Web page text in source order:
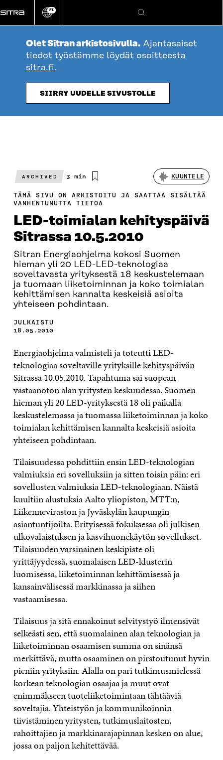
suoraan
sisältöön
Vaihda
kieli
FI
Hae
Olet Sitran arkistosivulla. Ajantasaiset
tiedot työstämme löydät osoitteesta
sitra.fi.
SIIRRY UUDELLE SIVUSTOLLE
ARCHIVED
Arvioitu
3 min KUUNTELE
TÄMÄ SIVU ON ARKISTOITU JA SAATTAA SISÄLTÄÄ
VANHENTUNUTTA TIETOA
LED-toimialan kehityspäivä
Sitrassa 10.5.2010
Sitran Energiaohjelma kokosi Suomen
hieman yli 20 LED-LED-teknologiaa
soveltavasta yrityksestä 18 keskustelemaan
ja tuomaan liiketoiminnan ja koko toimialan
kehittämisen kannalta keskeisiä asioita
yhteiseen pohdintaan.
JULKAISTU
18.05.2010
Energiaohjelma valmisteli ja toteutti LED-
teknologiaa soveltaville yrityksille kehityspäivän
Sitrassa 10.05.2010. Tapahtuma sai suopean
vastaanoton alan yritysten keskuudessa. Suomen
hieman yli 20 LED-yrityksestä 18 oli paikalla
keskustelemassa ja tuomassa liiketoiminnan ja koko
toimialan kehittämisen kannalta keskeisiä asioita
yhteiseen pohdintaan.
Tilaisuudessa pohdittiin ensin LED-teknologian
valmiuksia eri sovelluksiin ja sitten toisin päin: eri
sovellusten valmiuksia LED-teknologiaan. Näistä
kuultiin alustuksia Aalto yliopiston, MTT:n,
Liikenneviraston ja Jyväskylän kaupungin
asiantuntijoilta. Erityisessä fokuksessa oli julkisen
ulkovalaistuksen ja kasvihuonekäytön sovellukset.
Tilaisuuden varsinainen keskipiste oli
yrittäjyydessä, suomalaisen LED-klusterin
luomisessa, liiketoiminnan kehittämisessä ja
kansainvälisessä markkinassa ja siihen
vastaamisessa.
Tilaisuus ja sitä ennakoinut selvitystyö ilmensivät
selkeästi sen, että suomalainen alan teknologian ja
liiketoiminnan osaamisen summa on sinänsä
merkittävä, mutta osaaminen on pirstoutunut hyvin
pieniin yrityksiin. Alalla on pari tutkimusmielessä
korkean teknologian osaajaa ja muut ovat
enimmäkseen tuoteliiketoimintaan tähtääviä
soveltajia. Yhteistyön ja kommunikoinnin
tiivistäminen yritysten, tutkimuslaitosten,
rahoittajien ja markkinarajapinnan kesken on alue,
jossa on paljon kehitettävää.